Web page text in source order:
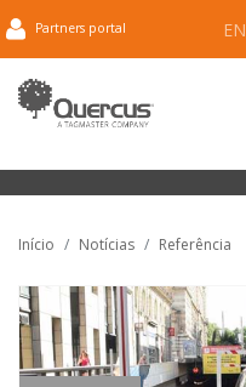
Partners portal EN
Início Notícias Referência